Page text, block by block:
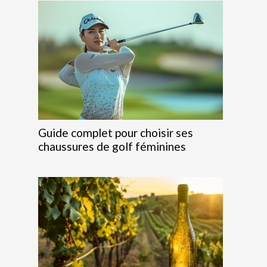
Guide complet pour choisir ses
chaussures de golf féminines